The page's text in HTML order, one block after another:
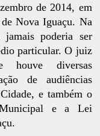
de 2014, em
Nova Iguaçu. Na
poderia ser
particular. O juiz
houve diversas
de audiências
e também o
e a Lei